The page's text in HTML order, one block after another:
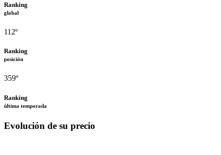
Ranking
global
112º
Ranking
posición
359º
Ranking
última temporada
Evolución de su precio